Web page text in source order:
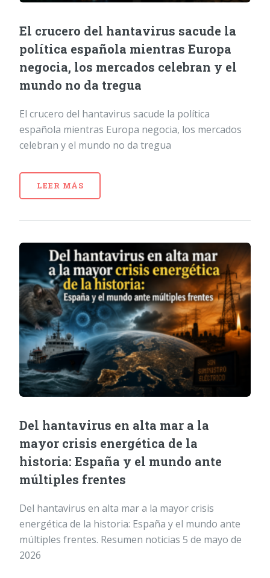
El crucero del hantavirus sacude la
política española mientras Europa
negocia, los mercados celebran y el
mundo no da tregua
El crucero del hantavirus sacude la política
española mientras Europa negocia, los mercados
celebran y el mundo no da tregua
LEER MÁS
Del hantavirus en alta mar a la
mayor crisis energética de la
historia: España y el mundo ante
múltiples frentes
Del hantavirus en alta mar a la mayor crisis
energética de la historia: España y el mundo ante
múltiples frentes. Resumen noticias 5 de mayo de
2026